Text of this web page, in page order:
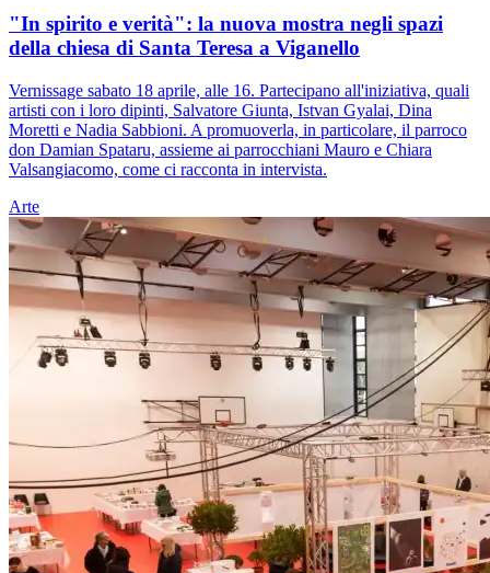
"In spirito e verità": la nuova mostra negli spazi
della chiesa di Santa Teresa a Viganello
Vernissage sabato 18 aprile, alle 16. Partecipano all'iniziativa, quali
artisti con i loro dipinti, Salvatore Giunta, Istvan Gyalai, Dina
Moretti e Nadia Sabbioni. A promuoverla, in particolare, il parroco
don Damian Spataru, assieme ai parrocchiani Mauro e Chiara
Valsangiacomo, come ci racconta in intervista.
Arte